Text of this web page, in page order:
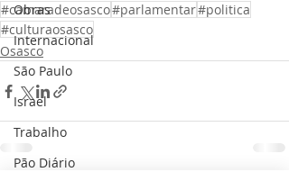
Obras
Internacional
São Paulo
Israel
Trabalho
Pão Diário
#camaradeosasco#parlamentar#politica
#culturaosasco
Osasco